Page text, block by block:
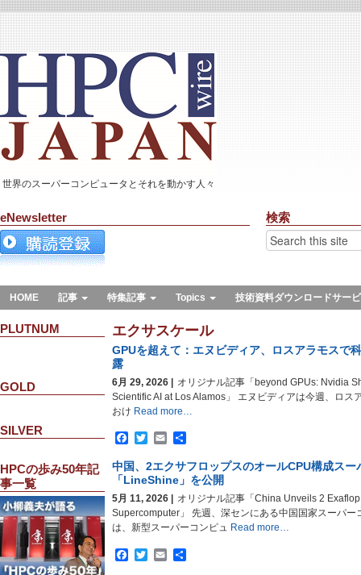
世界のスーパーコンピュータとそれを動かす人々
eNewsletter 検索
HOME 記事 特集記事 Topics 技術資料ダウンロードサー
PLUTNUM
GOLD
SILVER
HPCの歩み50年記
事一覧
エクサスケール
GPUを超えて：エヌビディア、ロスアラモスで
露
6月 29, 2026 |
オリジナル記事「beyond GPUs: Nvidia
Scientific AI at Los Alamos」 エヌビディアは今週、ロス
おけ Read more…
Facebook
TwitterEmail
共
中国、2エクサフロップスのオールCPU構成スー
「LineShine」を公開
5月 11, 2026 |
オリジナル記事「China Unveils 2
Supercomputer」 先週、深センにある中国国家スーパー
は、新型スーパーコンピュ Read more…
Facebook
TwitterEmail
共